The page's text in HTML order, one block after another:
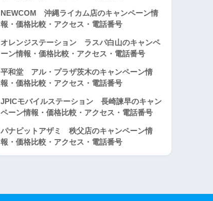
NEWCOM 沖縄ライカム店のキャンペーン情
報・価格比較・アクセス・電話番号
オレンジステーション ラスパ白山のキャンペ
ーン情報・価格比較・アクセス・電話番号
平和堂 アル・プラザ茨木のキャンペーン情
報・価格比較・アクセス・電話番号
JPICモバイルステーション 長崎諫早のキャン
ペーン情報・価格比較・アクセス・電話番号
パナピットアザミ 秩父店のキャンペーン情
報・価格比較・アクセス・電話番号